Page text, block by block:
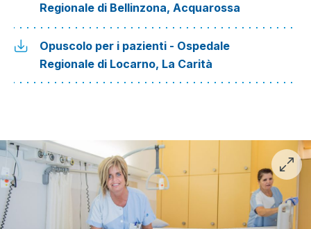
Regionale di Bellinzona, Acquarossa
Opuscolo per i pazienti - Ospedale
Regionale di Locarno, La Carità